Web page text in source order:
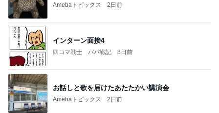
Amebaトピックス 2日前
インターン面接4
四コマ戦士 パパ戦記 8日前
お話しと歌を届けたあたたかい講演会
Amebaトピックス 2日前